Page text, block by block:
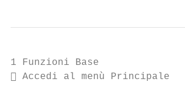
1 Funzioni Base
 Accedi al menù Principale